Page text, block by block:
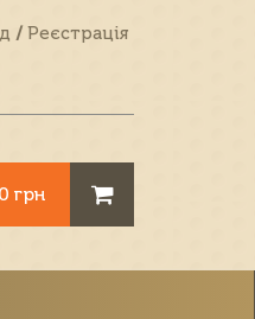
/ Реєстрація
0 грн